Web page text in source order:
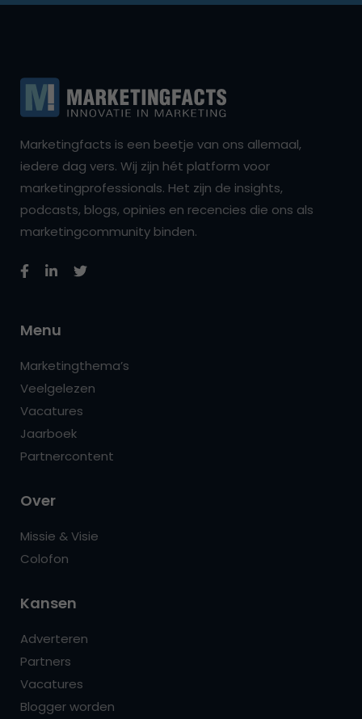
Marketingfacts is een beetje van ons allemaal,
iedere dag vers. Wij zijn hét platform voor
marketingprofessionals. Het zijn de insights,
podcasts, blogs, opinies en recencies die ons als
marketingcommunity binden.
Menu
Marketingthema’s
Veelgelezen
Vacatures
Jaarboek
Partnercontent
Over
Missie & Visie
Colofon
Kansen
Adverteren
Partners
Vacatures
Blogger worden